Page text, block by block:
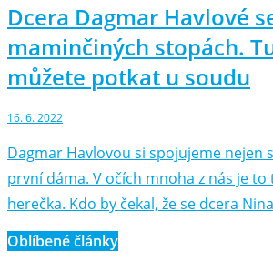
Dcera Dagmar Havlové
maminčiných stopách.
můžete potkat u soudu
16. 6. 2022
Dagmar Havlovou si spojujeme nejen
první dáma. V očích mnoha z nás je to
herečka. Kdo by čekal, že se dcera
Oblíbené články